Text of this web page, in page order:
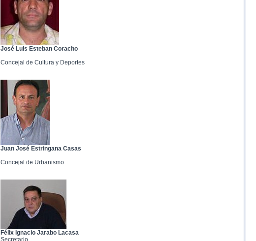
José Luis Esteban Coracho
Concejal de Cultura y Deportes
Juan José Estringana Casas
Concejal de Urbanismo
Félix Ignacio Jarabo Lacasa
Secretario